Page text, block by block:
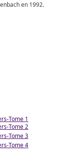
en 1992.
Tome 1
Tome 2
Tome 3
Tome 4